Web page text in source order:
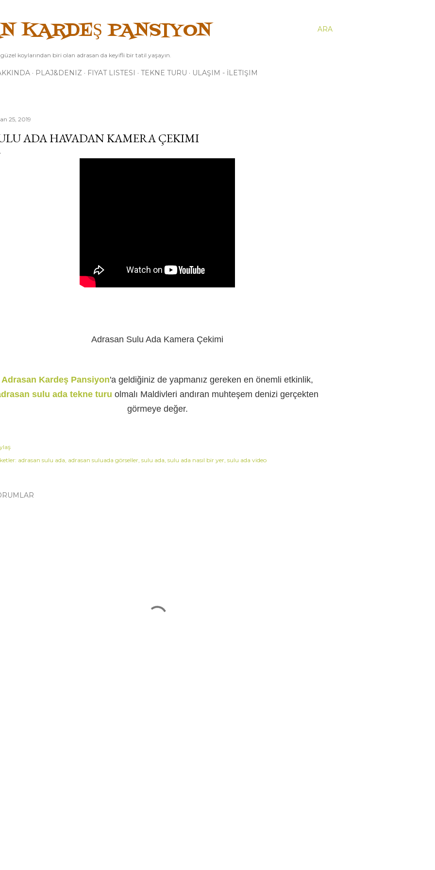
ARA
KARDEŞ PANSIYON
koylarından biri olan adrasan da keyifli bir tatil yaşayın.
PLAJ&DENIZ FIYAT LISTESI TEKNE TURU ULAŞIM - İLETIŞIM
25, 2019
ADA HAVADAN KAMERA ÇEKIMI
Adrasan Sulu Ada Kamera Çekimi
Adrasan Kardeş Pansiyon'a geldiğiniz de yapmanız gereken en önemli etkinlik,
sulu ada tekne turu olmalı Maldivleri andıran muhteşem denizi gerçekten
görmeye değer.
adrasan sulu ada adrasan suluada görseller sulu ada sulu ada nasıl bir yer sulu ada video